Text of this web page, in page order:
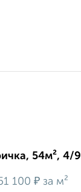
54м², 4/
100 ₽ за м²